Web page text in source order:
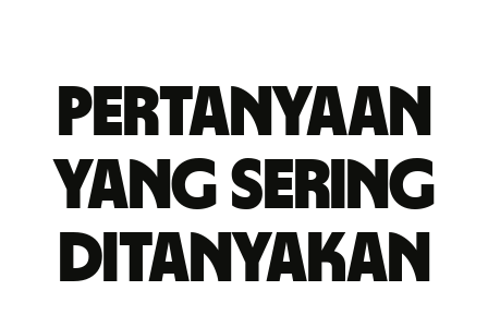
Pertanyaan
yang sering
ditanyakan